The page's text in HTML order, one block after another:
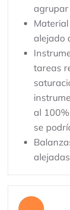
alejado
tareas
al
se